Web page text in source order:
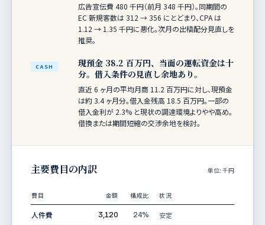
広告宣伝費 480 千円（前月 348 千円）。同期間の
EC 新規客数は 312 → 356 にとどまり、CPA は
1.12 → 1.35 千円に悪化。次月の出稿配分見直しを
推奨。
CASH
現預金 38.2 百万円、当面の運転資金は十
分。借入条件の見直し余地あり。
直近 6 ヶ月の平均月商 11.2 百万円に対し、現預金
は約 3.4 ヶ月分。借入金残高 18.5 百万円。一部の
借入金利が 2.3% と現状の調達環境よりやや高め。
借換または期間短縮の交渉余地を検討。
主要費目の内訳 単位: 千円
費目 金額 構成比 状況
人件費 3,120 24% 安定